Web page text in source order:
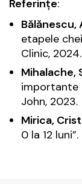
Referințe:
Bălănescu,
etapele
Clinic, 2024.
Mihalache,
importante
John, 2023.
Mirica,
0 la 12 luni”.